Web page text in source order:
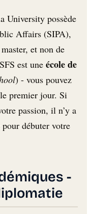
University possède
Affairs (SIPA),
et non de
est une école de
) - vous pouvez
premier jour. Si
passion, il n’y a
débuter votre
-